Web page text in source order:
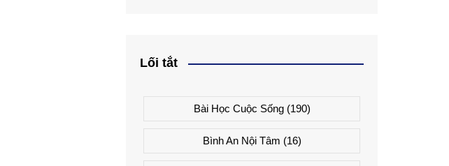
Lối tắt
Bài Học Cuộc Sống(190)
Bình An Nội Tâm (16)